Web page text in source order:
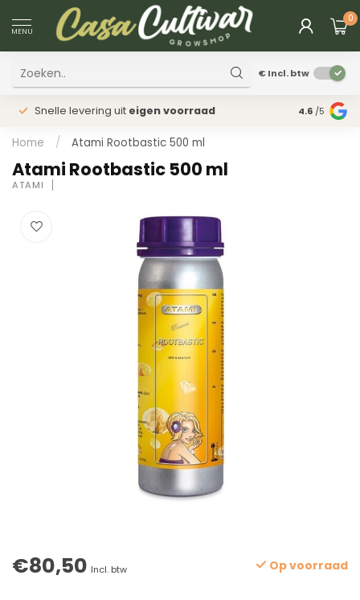
MENU
0
€Incl. btw
Snelle levering uit eigen voorraad Fysieke
4.6 /5
Home / Atami Rootbastic 500 ml
Atami Rootbastic 500 ml
ATAMI
€80,50 Incl. btw Op voorraad